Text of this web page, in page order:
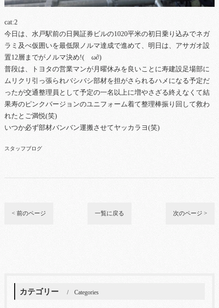
cat:2
今日は、水戸駅前の日興証券ビルの1020平米の初日乗り込みでネガ
ラミ及べ仮囲いを最低限ノルマ達成で進めて、明日は、アサガオ設
置12層までがノルマ決め!(ゝω∂)
普段は、トヨタの営業マンが月曜休みを良いことに寿建設足場部に
ムリクリ引っ張られバシバシ部材を担がさられるハメになる予定だ
ったが交通整理員として予定の一名以上に増やさざる終えなくて結
果寿のピンクバージョンのユニフォーム着て整理棒振り回して救わ
れたとご満悦(笑)
いつか必ず部材バンバン運搬させてヤッカラヨ(笑)
スタッフブログ
< 前のページ 一覧に戻る 次のページ >
カテゴリー Categories